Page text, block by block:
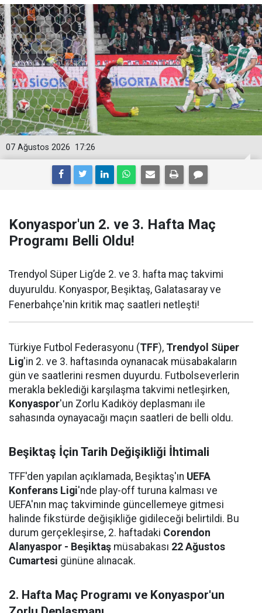
17:26
07 Ağustos 2026
Konyaspor'un 2. ve 3. Hafta Maç
Programı Belli Oldu!
Trendyol Süper Lig’de 2. ve 3. hafta maç takvimi
duyuruldu. Konyaspor, Beşiktaş, Galatasaray ve
Fenerbahçe'nin kritik maç saatleri netleşti!
Türkiye Futbol Federasyonu (TFF), Trendyol Süper
Lig'in 2. ve 3. haftasında oynanacak müsabakaların
gün ve saatlerini resmen duyurdu. Futbolseverlerin
merakla beklediği karşılaşma takvimi netleşirken,
Konyaspor'un Zorlu Kadıköy deplasmanı ile
sahasında oynayacağı maçın saatleri de belli oldu.
Beşiktaş İçin Tarih Değişikliği İhtimali
TFF'den yapılan açıklamada, Beşiktaş'ın UEFA
Konferans Ligi'nde play-off turuna kalması ve
UEFA'nın maç takviminde güncellemeye gitmesi
halinde fikstürde değişikliğe gidileceği belirtildi. Bu
durum gerçekleşirse, 2. haftadaki Corendon
Alanyaspor - Beşiktaş müsabakası 22 Ağustos
Cumartesi gününe alınacak.
2. Hafta Maç Programı ve Konyaspor'un